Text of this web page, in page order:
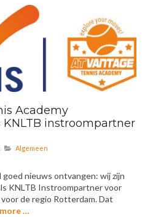
Academy
instroompartner
Algemeen
nieuws ontvangen: wij zijn
KNLTB Instroompartner voor
de regio Rotterdam. Dat
…